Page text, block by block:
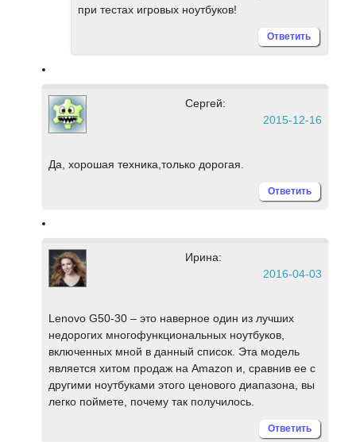
при тестах игровых ноутбуков!
Ответить
Сергей:
2015-12-16
Да, хорошая техника,только дорогая.
Ответить
Ирина:
2016-04-03
Lenovo G50-30 – это наверное один из лучших
недорогих многофункциональных ноутбуков,
включенных мной в данный список. Эта модель
является хитом продаж на Amazon и, сравнив ее с
другими ноутбуками этого ценового диапазона, вы
легко поймете, почему так получилось.
Ответить